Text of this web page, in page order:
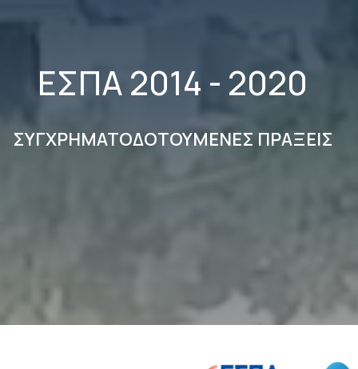
ΕΣΠΑ 2014 - 2020
ΣΥΓΧΡΗΜΑΤΟΔΟΤΟΥΜΕΝΕΣ ΠΡΑΞΕΙΣ